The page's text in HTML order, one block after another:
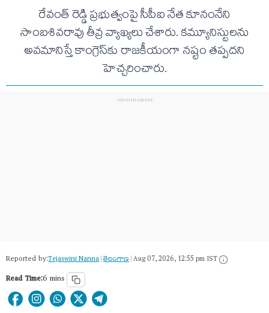
రేవంత్ రెడ్డి ప్రభుత్వంపై సీపీఐ నేత కూనంనేని
సాంబశివరావు తీవ్ర వ్యాఖ్యలు చేశారు. కమ్యూనిస్టులను
అవమానిస్తే కాంగ్రెస్‌కు రాజకీయంగా నష్టం తప్పదని
హెచ్చరించారు.
Reported by:Tejaswini Nanna|తెలంగాణ‌|Aug 07, 2026, 12:55 pm IST
Read Time:6 mins